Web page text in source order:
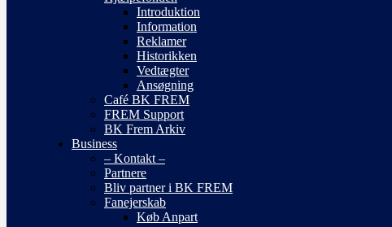
Introduktion
Information
Reklamer
Historikken
Vedtægter
Ansøgning
Café BK FREM
FREM Support
BK Frem Arkiv
Business
– Kontakt –
Partnere
Bliv partner i BK FREM
Fanejerskab
Køb Anpart